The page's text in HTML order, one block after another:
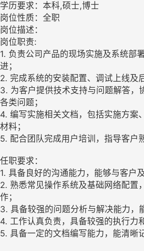
学历要求：本科,硕士,博士
岗位性质：全职
岗位描述：
岗位职责:
1. 负责公司产品的现场实施及系统部
进；
2. 完成系统的安装配置、调试上线及
3. 为客户提供技术支持与问题解答，
各类问题；
4. 编写实施相关文档，包括实施方案
材料；
5. 配合团队完成用户培训，指导客户
任职要求：
1. 具备良好的沟通能力，能够与客户
2. 熟悉常见操作系统及基础网络配置
作；
3. 具备较强的问题分析与解决能力，
4. 工作认真负责，具备较强的执行力
5. 具备一定的文档编写能力，能清晰